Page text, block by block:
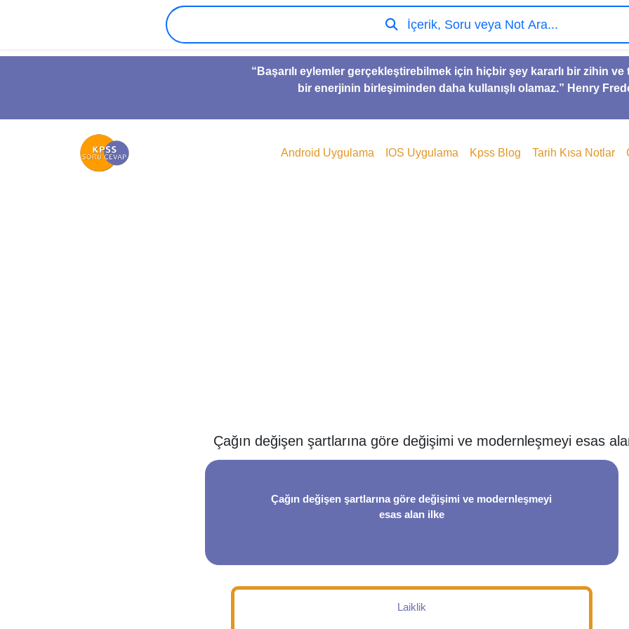
“Başarılı eylemler gerçekleştirebilmek için hiçbir şey kararlı bir zihin
bir enerjinin birleşiminden daha kullanışlı olamaz.” Henry
İçerik, Soru veya Not Ara...
Android Uygulama IOS Uygulama Kpss Blog Tarih Kısa Notlar
Çağın değişen şartlarına göre değişimi ve modernleşmeyi esas
Çağın değişen şartlarına göre değişimi ve modernleşmeyi
esas alan ilke
Laiklik